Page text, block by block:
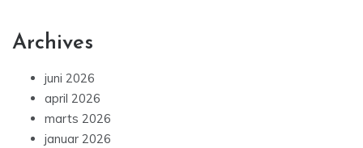
Archives
juni 2026
april 2026
marts 2026
januar 2026